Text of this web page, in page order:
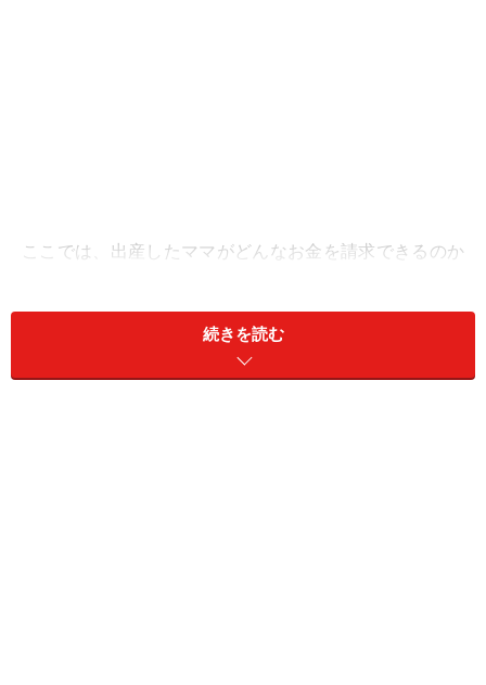
ここでは、出産したママがどんなお金を請求できるのか
出産育児一時金
続きを読む